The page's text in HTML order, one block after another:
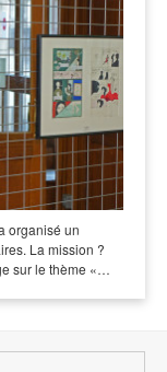
organisé un
La mission ?
sur le thème «…